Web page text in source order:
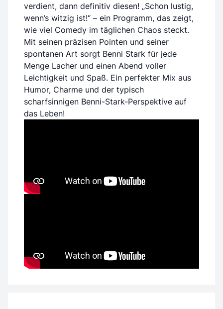
verdient, dann definitiv diesen! „Schon lustig,
wenn’s witzig ist!“ – ein Programm, das zeigt,
wie viel Comedy im täglichen Chaos steckt.
Mit seinen präzisen Pointen und seiner
spontanen Art sorgt Benni Stark für jede
Menge Lacher und einen Abend voller
Leichtigkeit und Spaß. Ein perfekter Mix aus
Humor, Charme und der typisch
scharfsinnigen Benni-Stark-Perspektive auf
das Leben!